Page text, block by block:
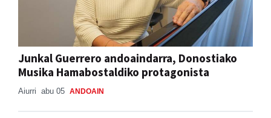
Junkal Guerrero andoaindarra, Donostiako
Musika Hamabostaldiko protagonista
Aiurri abu 05 ANDOAIN